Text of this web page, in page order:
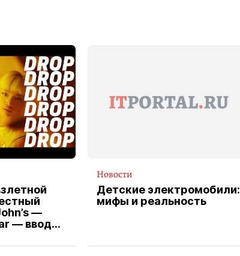
—
— вводит
Новости
Детские электромобили:
мифы и реальность